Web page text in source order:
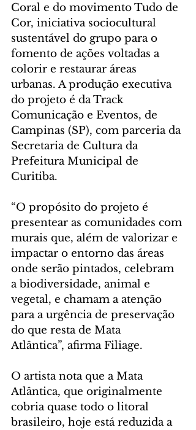
Coral e do movimento Tudo de
Cor, iniciativa sociocultural
sustentável do grupo para o
fomento de ações voltadas a
colorir e restaurar áreas
urbanas. A produção executiva
do projeto é da Track
Comunicação e Eventos, de
Campinas (SP), com parceria da
Secretaria de Cultura da
Prefeitura Municipal de
Curitiba.
“O propósito do projeto é
presentear as comunidades com
murais que, além de valorizar e
impactar o entorno das áreas
onde serão pintados, celebram
a biodiversidade, animal e
vegetal, e chamam a atenção
para a urgência de preservação
do que resta de Mata
Atlântica”, afirma Filiage.
O artista nota que a Mata
Atlântica, que originalmente
cobria quase todo o litoral
brasileiro, hoje está reduzida a